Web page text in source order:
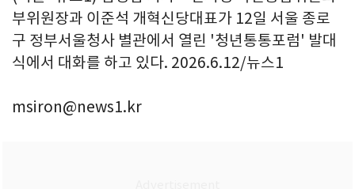
부위원장과 이준석 개혁신당대표가 12일 서울 종로
구 정부서울청사 별관에서 열린 '청년통통포럼' 발대
식에서 대화를 하고 있다. 2026.6.12/뉴스1
msiron@news1.kr